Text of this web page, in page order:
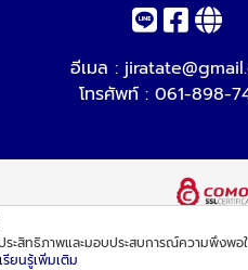
อีเมล :
โทรศัพท์ : 061-898-
ระสิทธิภาพและมอบประสบการณ์ความพึงพอ
เรียนรู้เพิ่มเติม